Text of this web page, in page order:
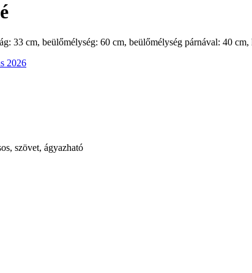
33 cm, beülőmélység: 60 cm, beülőmélység párnával: 40 cm,
2026
szövet, ágyazható